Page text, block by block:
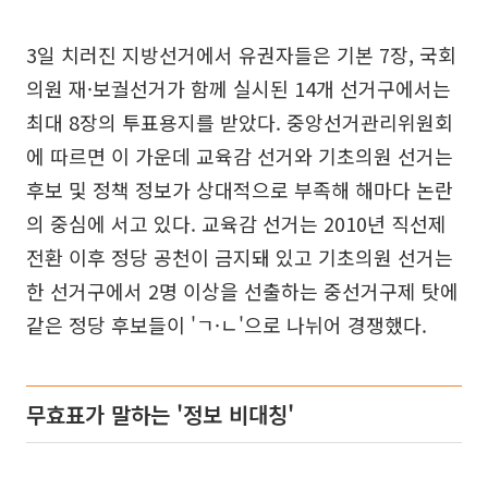
3일 치러진 지방선거에서 유권자들은 기본 7장, 국회
의원 재·보궐선거가 함께 실시된 14개 선거구에서는
최대 8장의 투표용지를 받았다. 중앙선거관리위원회
에 따르면 이 가운데 교육감 선거와 기초의원 선거는
후보 및 정책 정보가 상대적으로 부족해 해마다 논란
의 중심에 서고 있다. 교육감 선거는 2010년 직선제
전환 이후 정당 공천이 금지돼 있고 기초의원 선거는
한 선거구에서 2명 이상을 선출하는 중선거구제 탓에
같은 정당 후보들이 'ㄱ·ㄴ'으로 나뉘어 경쟁했다.
무효표가 말하는 '정보 비대칭'